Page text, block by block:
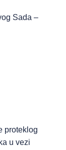
Sada –
proteklog
u vezi